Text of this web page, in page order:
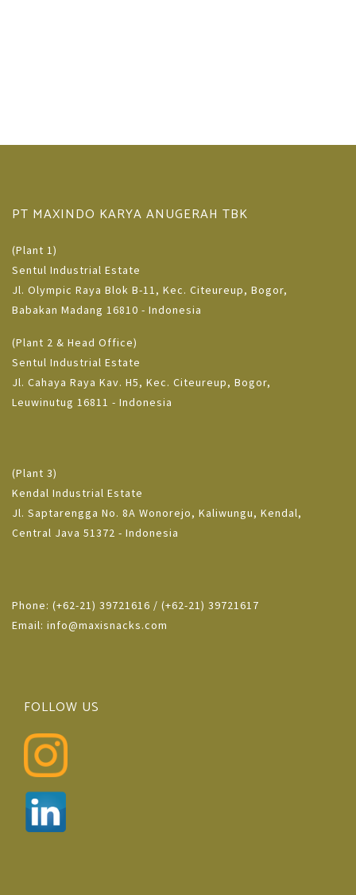
PT MAXINDO KARYA ANUGERAH TBK
(Plant 1)
Sentul Industrial Estate
Jl. Olympic Raya Blok B-11, Kec. Citeureup, Bogor,
Babakan Madang 16810 - Indonesia
(Plant 2 & Head Office)
Sentul Industrial Estate
Jl. Cahaya Raya Kav. H5, Kec. Citeureup, Bogor,
Leuwinutug 16811 - Indonesia
(Plant 3)
Kendal Industrial Estate
Jl. Saptarengga No. 8A Wonorejo, Kaliwungu, Kendal,
Central Java 51372 - Indonesia
Phone: (+62-21) 39721616 / (+62-21) 39721617
Email: info@maxisnacks.com
FOLLOW US